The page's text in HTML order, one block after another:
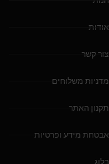
אודות
צור קשר
מדניות משלוחים
תקנון האתר
אבטחת מידע ופרטיות
בלוג